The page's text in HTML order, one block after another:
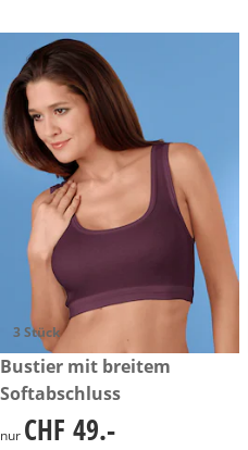
3 Stück
CHF 49.-
Bustier mit breitem
Softabschluss
CHF 49.-
nur CHF 49.-